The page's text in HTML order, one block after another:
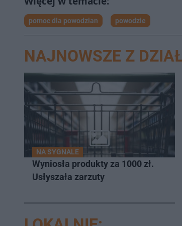
pomoc dla powodzian powodzie
NAJNOWSZE Z
NA SYGNALE
Wyniosła produkty za 1000 zł.
Usłyszała zarzuty